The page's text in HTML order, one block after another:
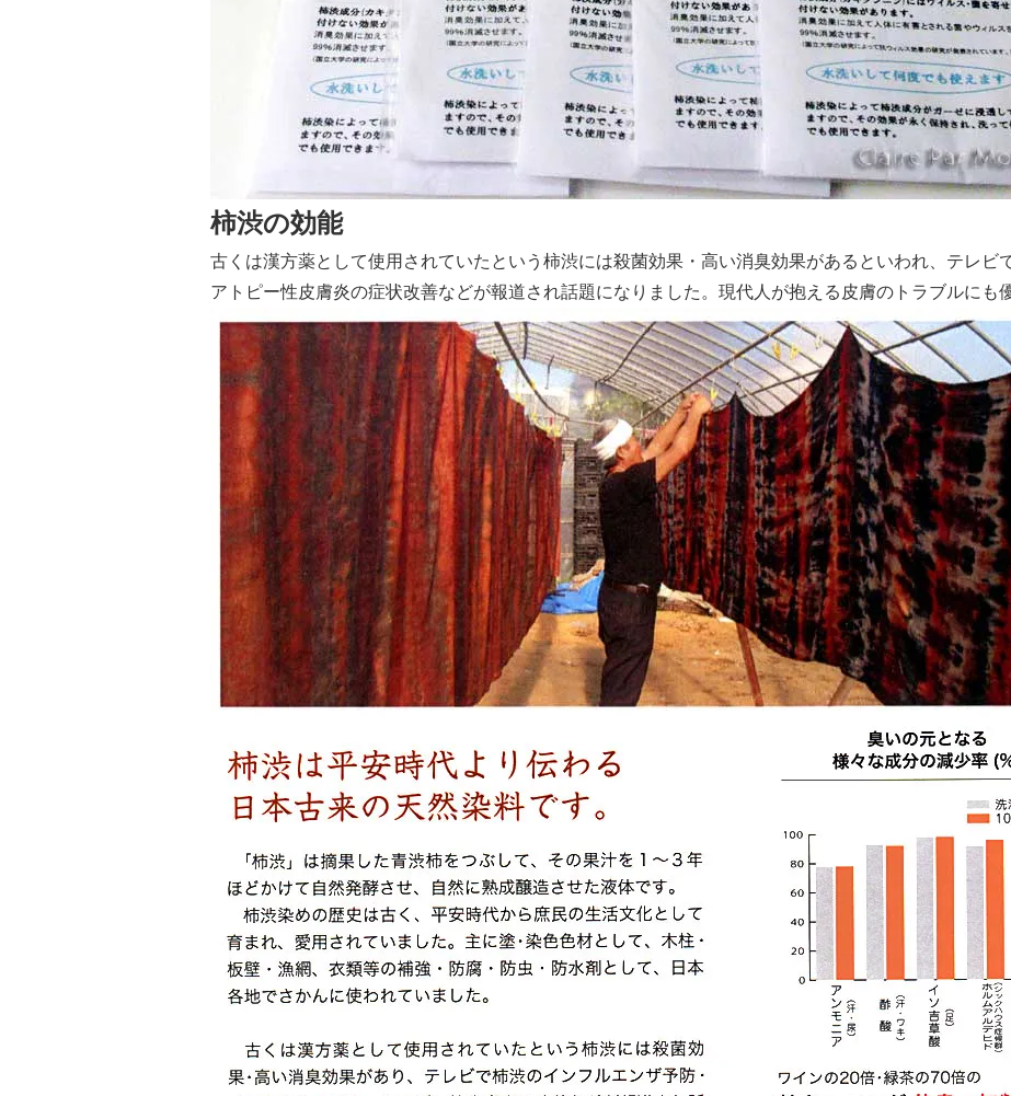
柿渋の効能
古くは漢方薬として使用されていたという柿渋には殺菌効果・高い消臭効果があるといわれ、テレビ
アトピー性皮膚炎の症状改善などが報道され話題になりました。現代人が抱える皮膚のトラブルにも